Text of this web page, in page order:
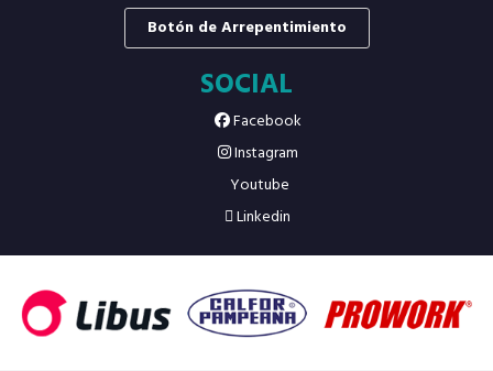
Botón de Arrepentimiento
SOCIAL
Facebook
Instagram
Youtube
Linkedin